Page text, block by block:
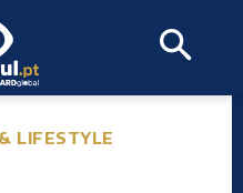
LIFESTYLE